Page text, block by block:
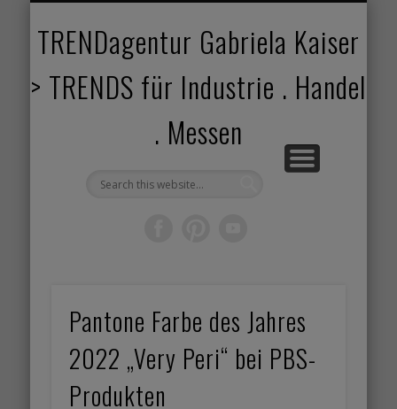
TRENDagentur Gabriela Kaiser
> TRENDS für Industrie . Handel
. Messen
Pantone Farbe des Jahres
2022 „Very Peri“ bei PBS-
Produkten